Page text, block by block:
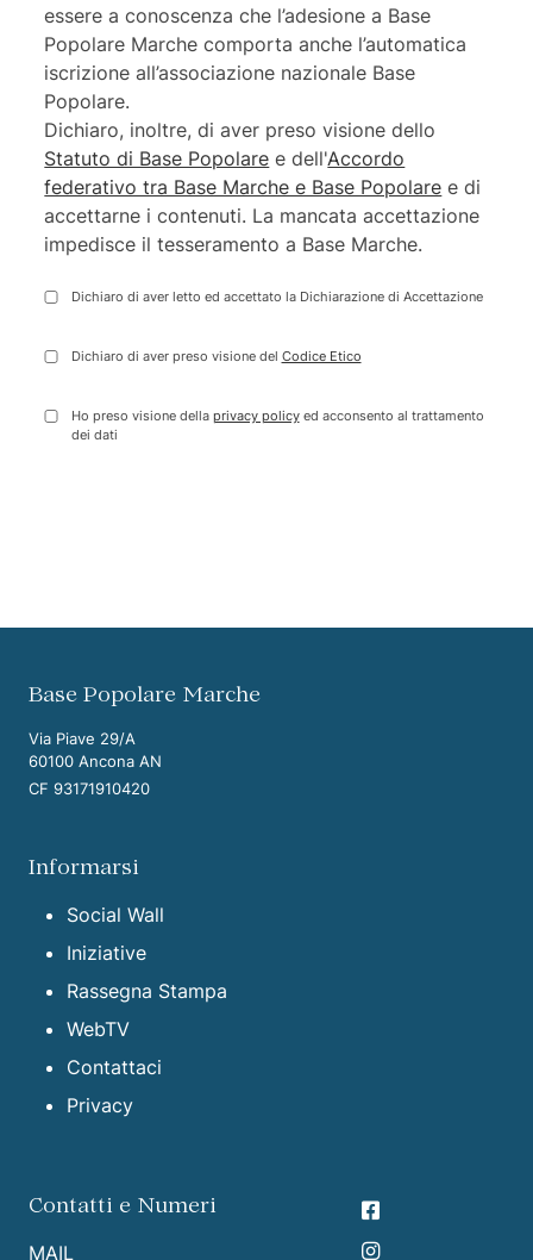
essere a conoscenza che l’adesione a Base
Popolare Marche comporta anche l’automatica
iscrizione all’associazione nazionale Base
Popolare.
Dichiaro, inoltre, di aver preso visione dello
Statuto di Base Popolare e dell'Accordo
federativo tra Base Marche e Base Popolare e di
accettarne i contenuti. La mancata accettazione
impedisce il tesseramento a Base Marche.
Dichiaro di aver letto ed accettato la Dichiarazione di Accettazione
Dichiaro di aver preso visione del Codice Etico
Ho preso visione della privacy policyed acconsento al trattamento
dei dati
Base Popolare Marche
Via Piave 29/A
60100 Ancona AN
CF 93171910420
Informarsi
Social Wall
Iniziative
Rassegna Stampa
WebTV
Contattaci
Privacy
Contatti e Numeri
MAIL